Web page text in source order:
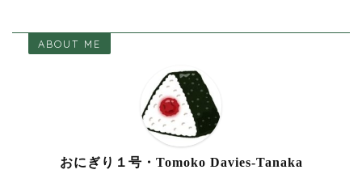
ABOUT ME
おにぎり１号・Tomoko Davies-Tanaka